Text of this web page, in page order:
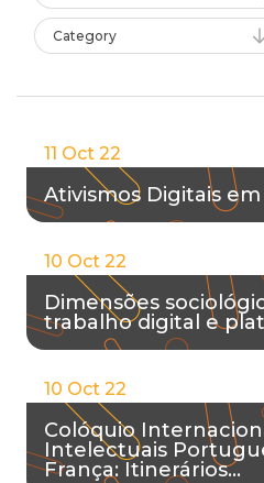
Category
11 Oct 22
Ativismos Digitais
10 Oct 22
Dimensões
trabalho digital e
10 Oct 22
Colóquio
Intelectuais
França: Itinerários…